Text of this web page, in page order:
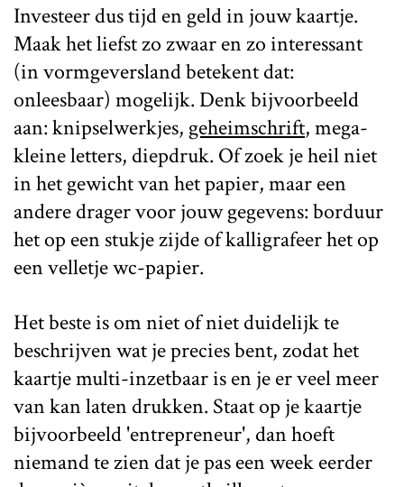
Investeer dus tijd en geld in jouw kaartje.
Maak het liefst zo zwaar en zo interessant
(in vormgeversland betekent dat:
onleesbaar) mogelijk. Denk bijvoorbeeld
aan: knipselwerkjes, geheimschrift, mega-
kleine letters, diepdruk. Of zoek je heil niet
in het gewicht van het papier, maar een
andere drager voor jouw gegevens: borduur
het op een stukje zijde of kalligrafeer het op
een velletje wc-papier.
Het beste is om niet of niet duidelijk te
beschrijven wat je precies bent, zodat het
kaartje multi-inzetbaar is en je er veel meer
van kan laten drukken. Staat op je kaartje
bijvoorbeeld 'entrepreneur', dan hoeft
niemand te zien dat je pas een week eerder